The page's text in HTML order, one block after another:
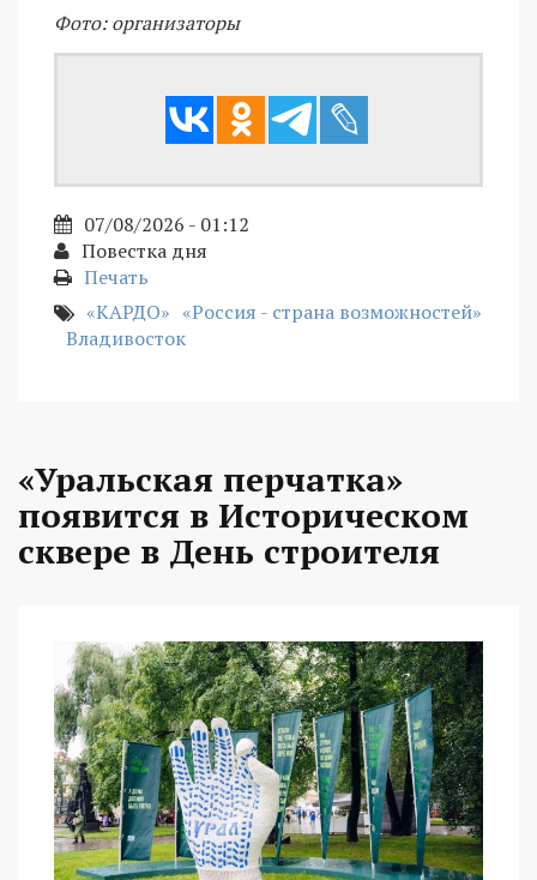
Фото: организаторы
07/08/2026 - 01:12
Повестка дня
Печать
«КАРДО» «Россия - страна возможностей»
Владивосток
«Уральская перчатка»
появится в Историческом
сквере в День строителя